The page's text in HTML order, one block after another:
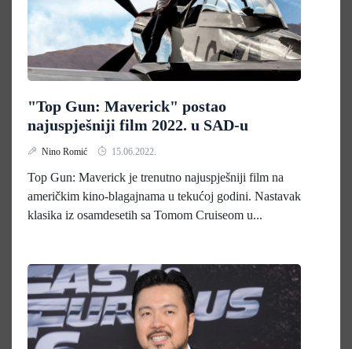
"Top Gun: Maverick" postao
najuspješniji film 2022. u SAD-u
Nino Romić 15.06.2022.
Top Gun: Maverick je trenutno najuspješniji film na
američkim kino-blagajnama u tekućoj godini. Nastavak
klasika iz osamdesetih sa Tomom Cruiseom u...